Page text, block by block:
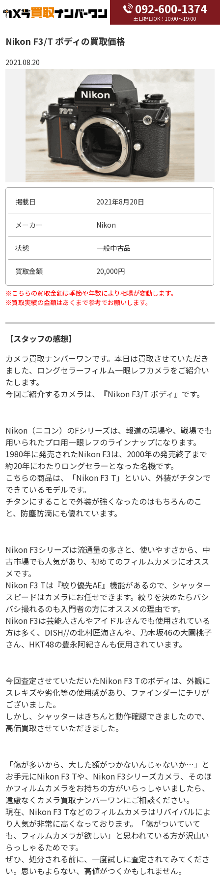
092-600-1374
土日祝日OK！10:00～19:00
Nikon F3/T ボディの買取価格
2021.08.20
掲載日 2021年8月20日
メーカー Nikon
状態 一般中古品
買取金額 20,000円
※こちらの買取金額は季節や年数により相場が変動します。
※買取実績の金額はあくまで参考でお願いします。
【スタッフの感想】
カメラ買取ナンバーワンです。本日は買取させていただき
ました、ロングセラーフィルム一眼レフカメラをご紹介い
たします。
今回ご紹介するカメラは、『Nikon F3/T ボディ』です。
Nikon（ニコン）のFシリーズは、報道の現場や、戦場でも
用いられたプロ用一眼レフのラインナップになります。
1980年に発売されたNikon F3は、2000年の発売終了まで
約20年にわたりロングセラーとなった名機です。
こちらの商品は、「Nikon F3 T」といい、外装がチタンで
できているモデルです。
チタンにすることで外装が強くなったのはもちろんのこ
と、防塵防滴にも優れています。
Nikon F3シリーズは流通量の多さと、使いやすさから、中
古市場でも人気があり、初めてのフィルムカメラにオスス
メです。
Nikon F3 Tは『絞り優先AE』機能があるので、シャッター
スピードはカメラにお任せできます。絞りを決めたらバシ
バシ撮れるのも入門者の方にオススメの理由です。
Nikon F3は芸能人さんやアイドルさんでも使用されている
方は多く、DISH//の北村匠海さんや、乃木坂46の大園桃子
さん、HKT48の豊永阿紀さんも使用されています。
今回査定させていただいたNikon F3 Tのボディは、外観に
スレキズや劣化等の使用感があり、ファインダーにチリが
ございました。
しかし、シャッターはきちんと動作確認できましたので、
高価買取させていただきました。
「傷が多いから、大した額がつかないんじゃないか…」と
お手元にNikon F3 Tや、Nikon F3シリーズカメラ、そのほ
かフィルムカメラをお持ちの方がいらっしゃいましたら、
遠慮なくカメラ買取ナンバーワンにご相談ください。
現在、Nikon F3 Tなどのフィルムカメラはリバイバルによ
り人気が非常に高くなっております。「傷がついていて
も、フィルムカメラが欲しい」と思われている方が沢山い
らっしゃるためです。
ぜひ、処分される前に、一度試しに査定されてみてくださ
い。思いもよらない、高値がつくかもしれません。